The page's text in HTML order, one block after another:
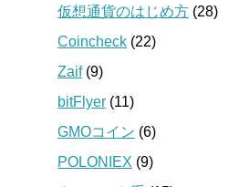
仮想通貨のはじめ方 (28)
Coincheck (22)
Zaif(9)
bitFlyer (11)
GMOコイン (6)
POLONIEX (9)